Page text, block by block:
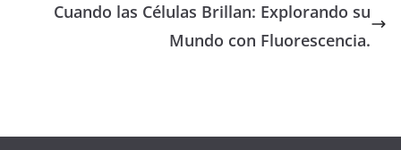
Cuando las Células Brillan: Explorando su
Mundo con Fluorescencia.